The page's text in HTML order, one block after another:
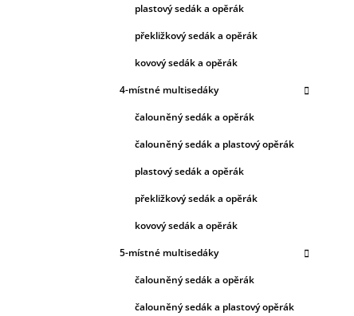
plastový sedák a opěrák
překližkový sedák a opěrák
kovový sedák a opěrák
4-místné multisedáky
čalouněný sedák a opěrák
čalouněný sedák a plastový opěrák
plastový sedák a opěrák
překližkový sedák a opěrák
kovový sedák a opěrák
5-místné multisedáky
čalouněný sedák a opěrák
čalouněný sedák a plastový opěrák